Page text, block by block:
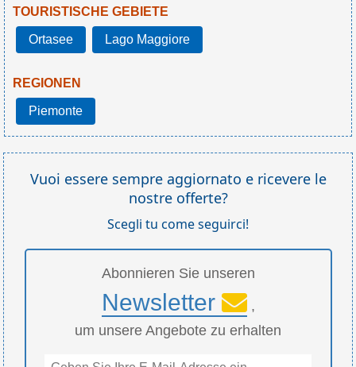
TOURISTISCHE GEBIETE
Ortasee Lago Maggiore
REGIONEN
Piemonte
Vuoi essere sempre aggiornato e ricevere le
nostre offerte?
Scegli tu come seguirci!
Abonnieren Sie unseren
Newsletter
,
um unsere Angebote zu erhalten